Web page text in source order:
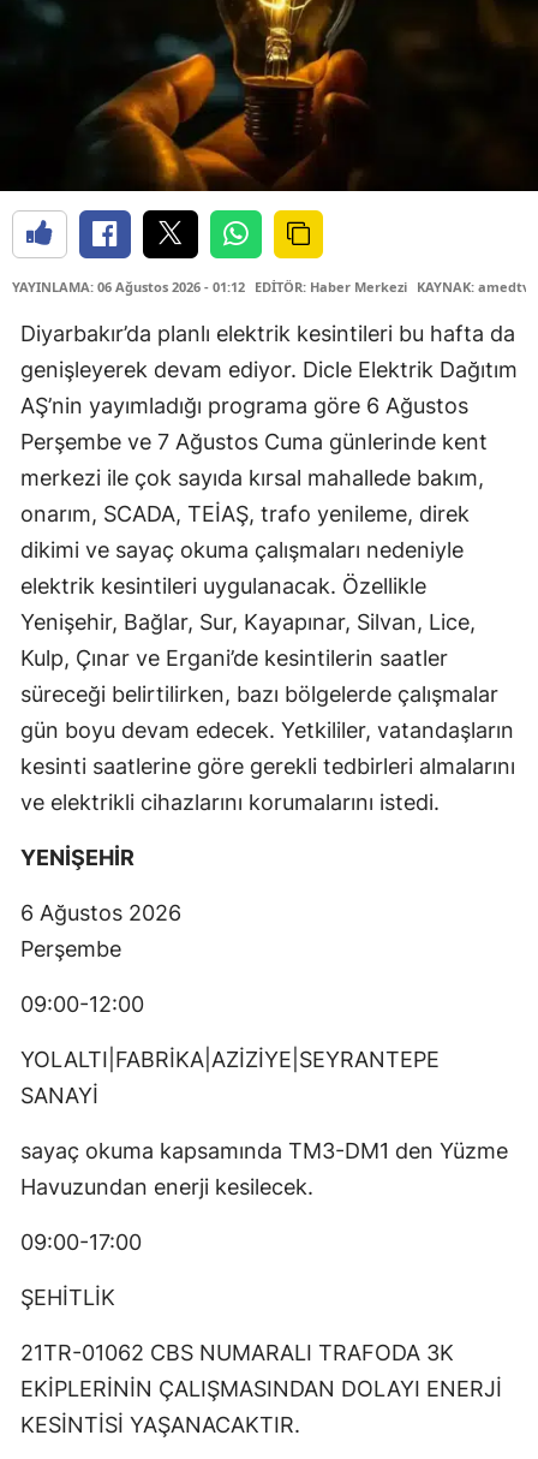
YAYINLAMA: 06 Ağustos 2026 - 01:12 EDİTÖR: Haber Merkezi KAYNAK:
Diyarbakır’da planlı elektrik kesintileri bu hafta da
genişleyerek devam ediyor. Dicle Elektrik Dağıtım
AŞ’nin yayımladığı programa göre 6 Ağustos
Perşembe ve 7 Ağustos Cuma günlerinde kent
merkezi ile çok sayıda kırsal mahallede bakım,
onarım, SCADA, TEİAŞ, trafo yenileme, direk
dikimi ve sayaç okuma çalışmaları nedeniyle
elektrik kesintileri uygulanacak. Özellikle
Yenişehir, Bağlar, Sur, Kayapınar, Silvan, Lice,
Kulp, Çınar ve Ergani’de kesintilerin saatler
süreceği belirtilirken, bazı bölgelerde çalışmalar
gün boyu devam edecek. Yetkililer, vatandaşların
kesinti saatlerine göre gerekli tedbirleri almalarını
ve elektrikli cihazlarını korumalarını istedi.
YENİŞEHİR
6 Ağustos 2026
Perşembe
09:00-12:00
YOLALTI|FABRİKA|AZİZİYE|SEYRANTEPE
SANAYİ
sayaç okuma kapsamında TM3-DM1 den Yüzme
Havuzundan enerji kesilecek.
09:00-17:00
ŞEHİTLİK
21TR-01062 CBS NUMARALI TRAFODA 3K
EKİPLERİNİN ÇALIŞMASINDAN DOLAYI ENERJİ
KESİNTİSİ YAŞANACAKTIR.